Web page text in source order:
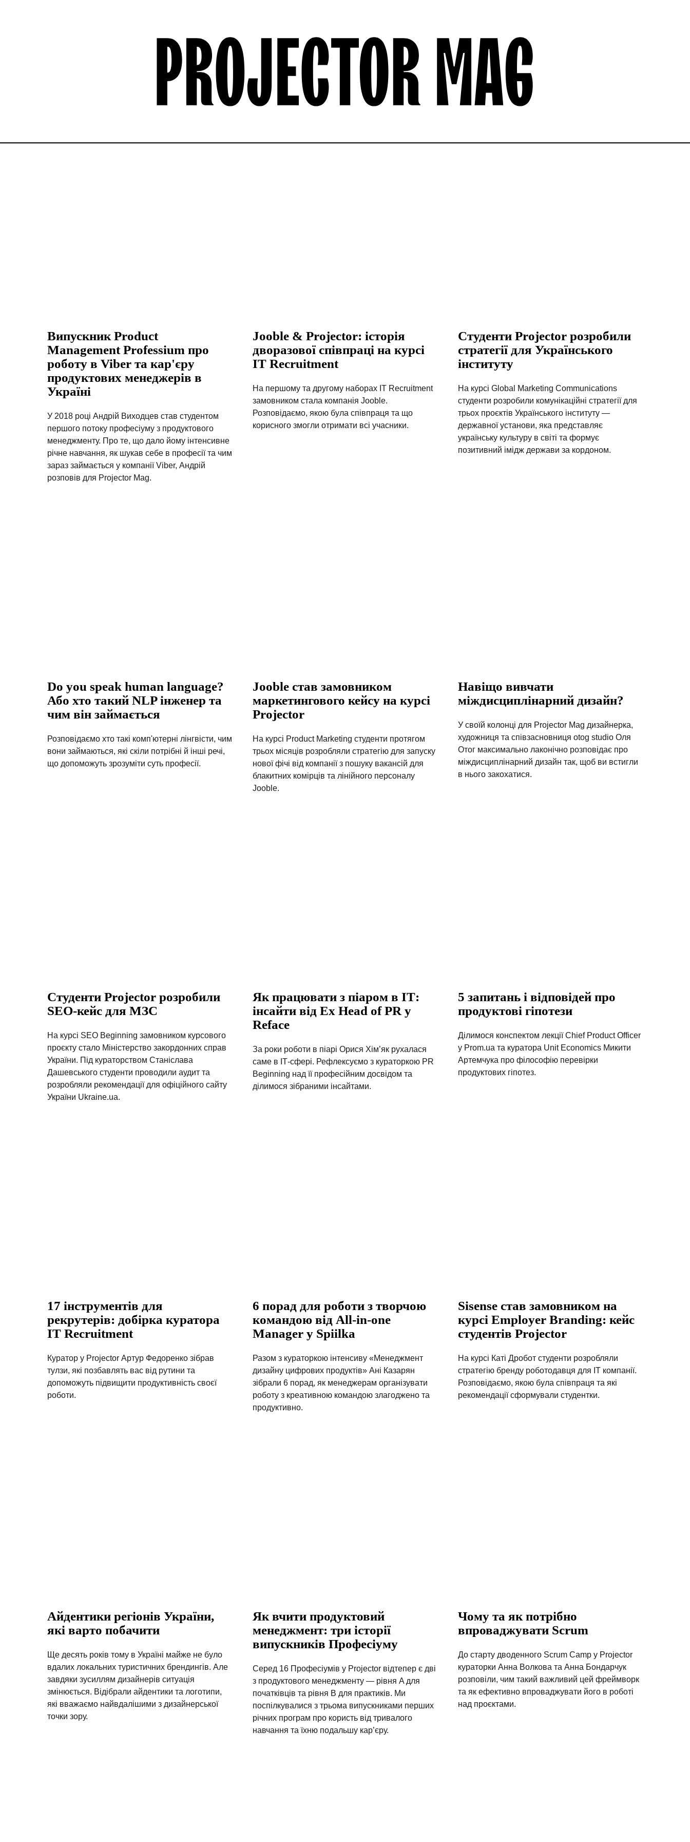
Випускник Product
Management Professium про
роботу в Viber та кар'єру
продуктових менеджерів в
Україні
У 2018 році Андрій Виходцев став студентом
першого потоку професіуму з продуктового
менеджменту. Про те, що дало йому інтенсивне
річне навчання, як шукав себе в професії та чим
зараз займається у компанії Viber, Андрій
розповів для Projector Mag.
Jooble & Projector: історія
дворазової співпраці на курсі
IT Recruitment
На першому та другому наборах IT Recruitment
замовником стала компанія Jooble.
Розповідаємо, якою була співпраця та що
корисного змогли отримати всі учасники.
Студенти Projector розробили
стратегії для Українського
інституту
На курсі Global Marketing Communications
студенти розробили комунікаційні стратегії для
трьох проєктів Українського інституту —
державної установи, яка представляє
українську культуру в світі та формує
позитивний імідж держави за кордоном.
Do you speak human language?
Або хто такий NLP інженер та
чим він займається
Розповідаємо хто такі комп'ютерні лінгвісти, чим
вони займаються, які скіли потрібні й інші речі,
що допоможуть зрозуміти суть професії.
Jooble став замовником
маркетингового кейсу на курсі
Projector
На курсі Product Marketing студенти протягом
трьох місяців розробляли стратегію для запуску
нової фічі від компанії з пошуку вакансій для
блакитних комірців та лінійного персоналу
Jooble.
Навіщо вивчати
міждисциплінарний дизайн?
У своїй колонці для Projector Mag дизайнерка,
художниця та співзасновниця otog studio Оля
Отог максимально лаконічно розповідає про
міждисциплінарний дизайн так, щоб ви встигли
в нього закохатися.
Студенти Projector розробили
SEO-кейс для МЗС
На курсі SEO Beginning замовником курсового
проєкту стало Міністерство закордонних справ
України. Під кураторством Станіслава
Дашевського студенти проводили аудит та
розробляли рекомендації для офіційного сайту
України Ukraine.ua.
Як працювати з піаром в ІТ:
інсайти від Ex Head of PR у
Reface
За роки роботи в піарі Орися Хім’як рухалася
саме в ІТ-сфері. Рефлексуємо з кураторкою PR
Beginning над її професійним досвідом та
ділимося зібраними інсайтами.
5 запитань і відповідей про
продуктові гіпотези
Ділимося конспектом лекції Chief Product Officer
у Prom.ua та куратора Unit Economics Микити
Артемчука про філософію перевірки
продуктових гіпотез.
17 інструментів для
рекрутерів: добірка куратора
IT Recruitment
Куратор у Projector Артур Федоренко зібрав
тулзи, які позбавлять вас від рутини та
допоможуть підвищити продуктивність своєї
роботи.
6 порад для роботи з творчою
командою від All-in-one
Manager у Spiilka
Разом з кураторкою інтенсиву «Менеджмент
дизайну цифрових продуктів» Ані Казарян
зібрали 6 порад, як менеджерам організувати
роботу з креативною командою злагоджено та
продуктивно.
Sisense став замовником на
курсі Employer Branding: кейс
студентів Projector
На курсі Каті Дробот студенти розробляли
стратегію бренду роботодавця для ІТ компанії.
Розповідаємо, якою була співпраця та які
рекомендації сформували студентки.
Айдентики регіонів України,
які варто побачити
Ще десять років тому в Україні майже не було
вдалих локальних туристичних брендингів. Але
завдяки зусиллям дизайнерів ситуація
змінюється. Відібрали айдентики та логотипи,
які вважаємо найвдалішими з дизайнерської
точки зору.
Як вчити продуктовий
менеджмент: три історії
випускників Професіуму
Серед 16 Професіумів у Projector відтепер є дві
з продуктового менеджменту — рівня A для
початківців та рівня B для практиків. Ми
поспілкувалися з трьома випускниками перших
річних програм про користь від тривалого
навчання та їхню подальшу кар’єру.
Чому та як потрібно
впроваджувати Scrum
До старту дводенного Scrum Camp у Projector
кураторки Анна Волкова та Анна Бондарчук
розповіли, чим такий важливий цей фреймворк
та як ефективно впроваджувати його в роботі
над проєктами.